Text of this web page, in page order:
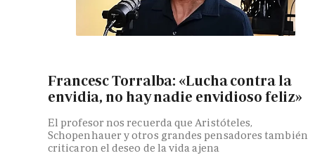
Francesc Torralba: «Lucha contra la
envidia, no hay nadie envidioso feliz»
El profesor nos recuerda que Aristóteles,
Schopenhauer y otros grandes pensadores también
criticaron el deseo de la vida ajena